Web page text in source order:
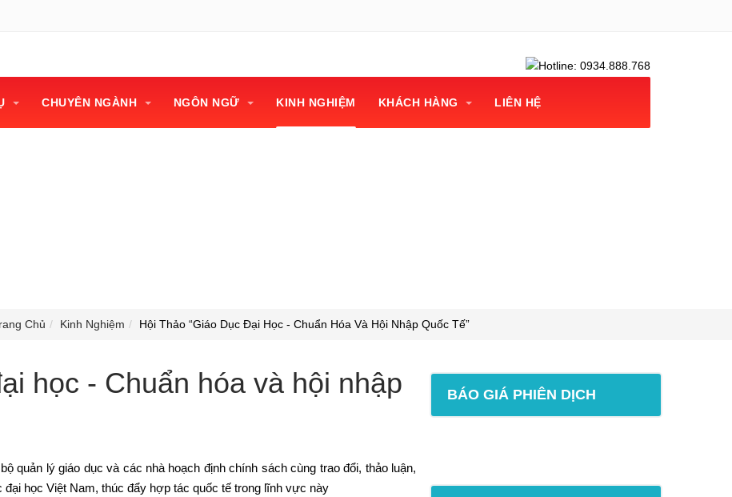
CHUYÊN NGÀNH NGÔN NGỮ KINH NGHIỆM KHÁCH HÀNG LIÊN HỆ
Chủ Kinh Nghiệm Hội Thảo “Giáo Dục Đại Học - Chuẩn Hóa Và Hội Nhập Quốc Tế”
học - Chuẩn hóa và hội nhập
quản lý giáo dục và các nhà hoạch định chính sách cùng trao đổi, thảo luận,
học Việt Nam, thúc đẩy hợp tác quốc tế trong lĩnh vực này
BÁO GIÁ PHIÊN DỊCH